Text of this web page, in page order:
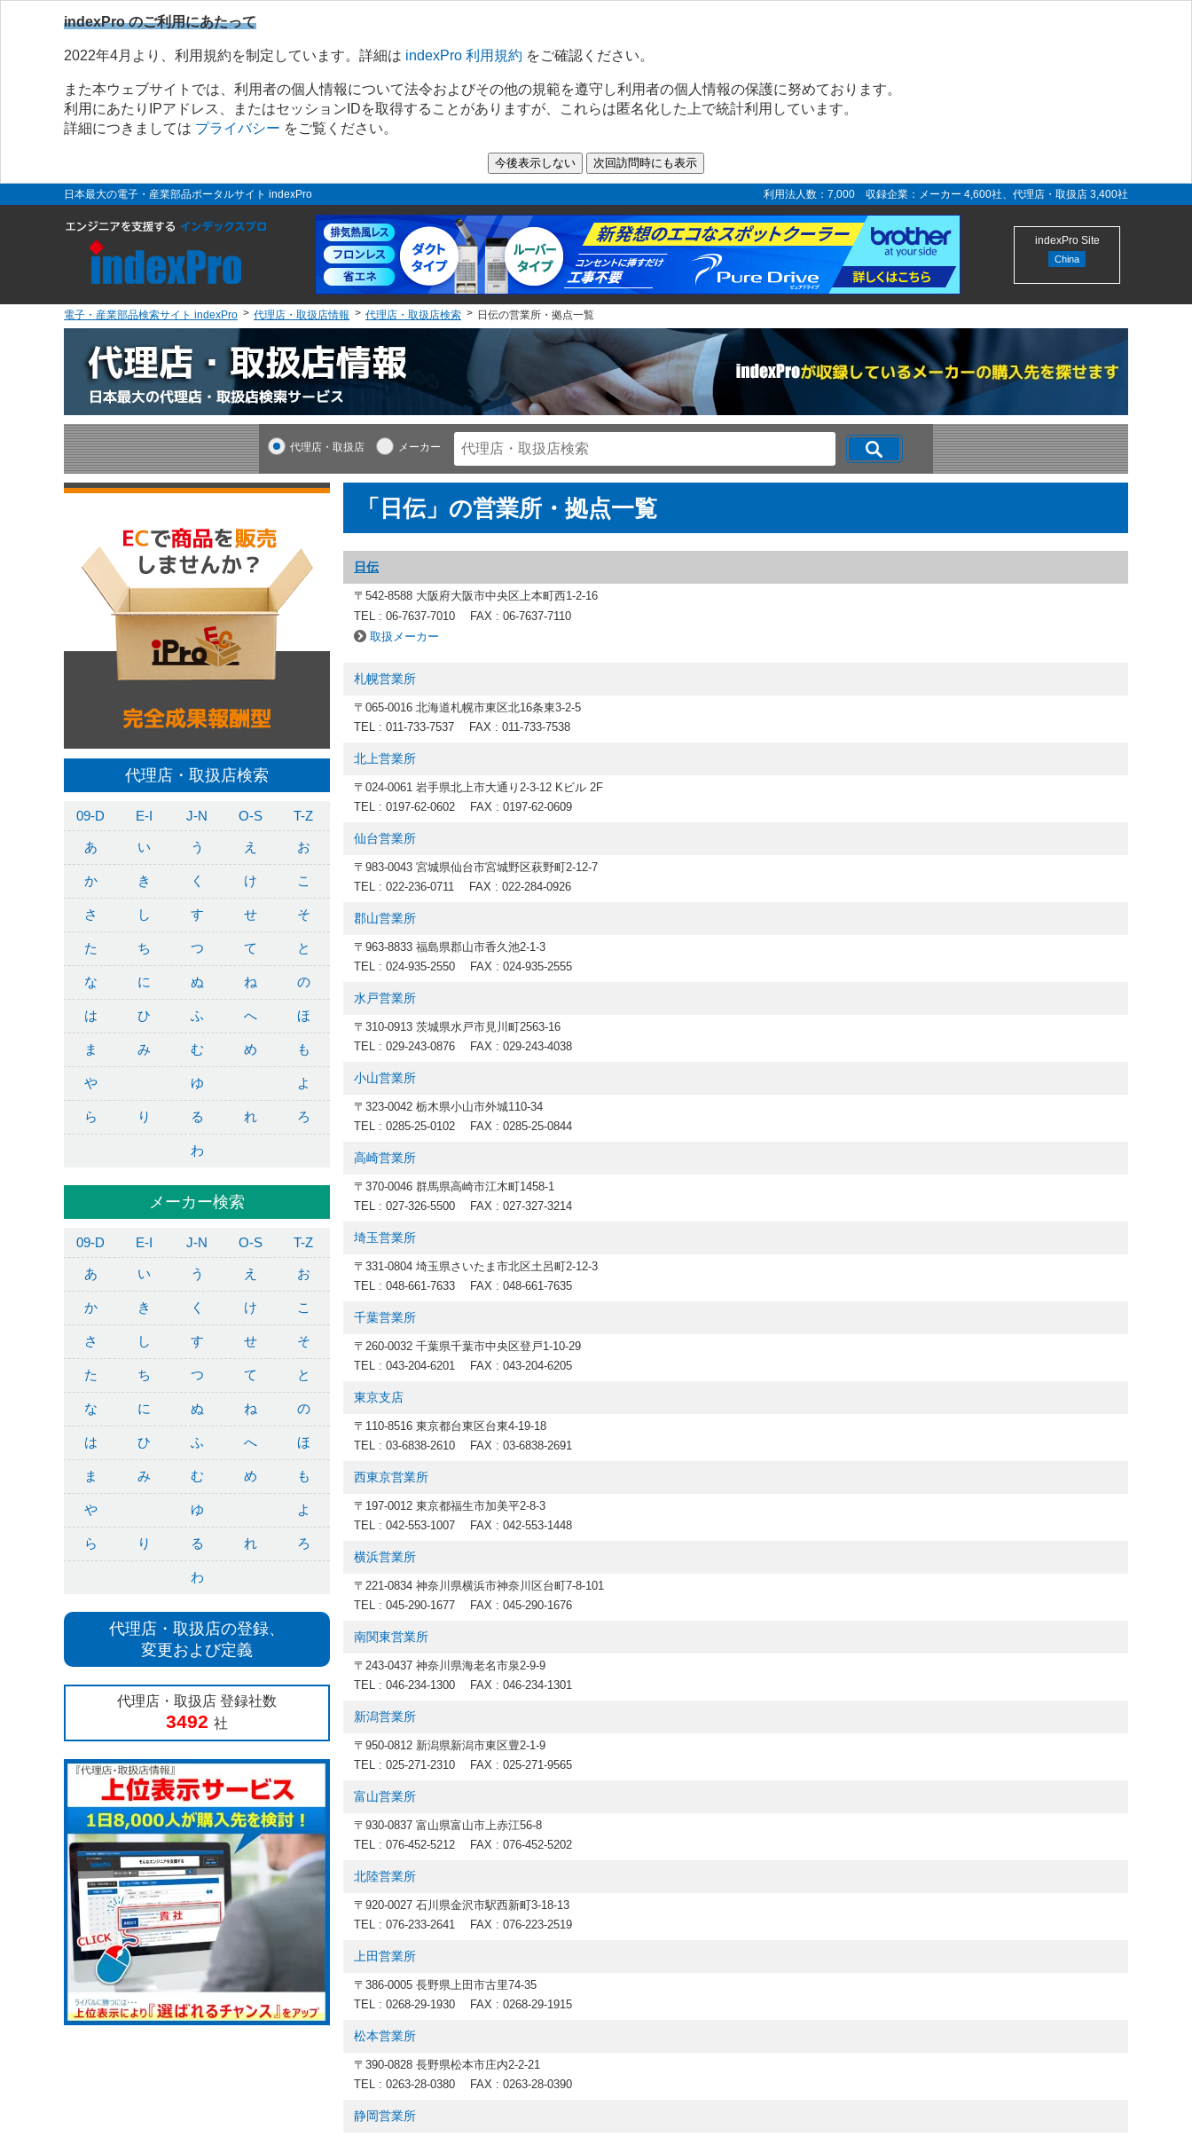
indexPro のご利用にあたって
2022年4月より、利用規約を制定しています。詳細は indexPro 利用規約 をご確認ください。
また本ウェブサイトでは、利用者の個人情報について法令およびその他の規範を遵守し利用者の個人情報の保護に努めております。
利用にあたりIPアドレス、またはセッションIDを取得することがありますが、これらは匿名化した上で統計利用しています。
詳細につきましては プライバシー をご覧ください。
日本最大の電子・産業部品ポータルサイト indexPro 利用法人数：7,000 収録企業：メーカー 4,600社、代理店・取扱店 3,400社
indexPro Site
China
電子・産業部品検索サイト indexPro 代理店・取扱店情報 代理店・取扱店検索 日伝の営業所・拠点一覧
代理店・取扱店 メーカー
代理店・取扱店検索
09-D E-I J-N O-S T-Z
あ い う え お
か き く け こ
さ し す せ そ
た ち つ て と
な に ぬ ね の
は ひ ふ へ ほ
ま み む め も
や ゆ よ
ら り る れ ろ
わ
メーカー検索
09-D E-I J-N O-S T-Z
あ い う え お
か き く け こ
さ し す せ そ
た ち つ て と
な に ぬ ね の
は ひ ふ へ ほ
ま み む め も
や ゆ よ
ら り る れ ろ
わ
代理店・取扱店の登録、
変更および定義
代理店・取扱店 登録社数
3492 社
「日伝」の営業所・拠点一覧
日伝
〒542-8588 大阪府大阪市中央区上本町西1-2-16
TEL : 06-7637-7010
FAX : 06-7637-7110
取扱メーカー
札幌営業所
〒065-0016 北海道札幌市東区北16条東3-2-5
TEL : 011-733-7537
FAX : 011-733-7538
北上営業所
〒024-0061 岩手県北上市大通り2-3-12 Kビル 2F
TEL : 0197-62-0602
FAX : 0197-62-0609
仙台営業所
〒983-0043 宮城県仙台市宮城野区萩野町2-12-7
TEL : 022-236-0711
FAX : 022-284-0926
郡山営業所
〒963-8833 福島県郡山市香久池2-1-3
TEL : 024-935-2550
FAX : 024-935-2555
水戸営業所
〒310-0913 茨城県水戸市見川町2563-16
TEL : 029-243-0876
FAX : 029-243-4038
小山営業所
〒323-0042 栃木県小山市外城110-34
TEL : 0285-25-0102
FAX : 0285-25-0844
高崎営業所
〒370-0046 群馬県高崎市江木町1458-1
TEL : 027-326-5500
FAX : 027-327-3214
埼玉営業所
〒331-0804 埼玉県さいたま市北区土呂町2-12-3
TEL : 048-661-7633
FAX : 048-661-7635
千葉営業所
〒260-0032 千葉県千葉市中央区登戸1-10-29
TEL : 043-204-6201
FAX : 043-204-6205
東京支店
〒110-8516 東京都台東区台東4-19-18
TEL : 03-6838-2610
FAX : 03-6838-2691
西東京営業所
〒197-0012 東京都福生市加美平2-8-3
TEL : 042-553-1007
FAX : 042-553-1448
横浜営業所
〒221-0834 神奈川県横浜市神奈川区台町7-8-101
TEL : 045-290-1677
FAX : 045-290-1676
南関東営業所
〒243-0437 神奈川県海老名市泉2-9-9
TEL : 046-234-1300
FAX : 046-234-1301
新潟営業所
〒950-0812 新潟県新潟市東区豊2-1-9
TEL : 025-271-2310
FAX : 025-271-9565
富山営業所
〒930-0837 富山県富山市上赤江56-8
TEL : 076-452-5212
FAX : 076-452-5202
北陸営業所
〒920-0027 石川県金沢市駅西新町3-18-13
TEL : 076-233-2641
FAX : 076-223-2519
上田営業所
〒386-0005 長野県上田市古里74-35
TEL : 0268-29-1930
FAX : 0268-29-1915
松本営業所
〒390-0828 長野県松本市庄内2-2-21
TEL : 0263-28-0380
FAX : 0263-28-0390
静岡営業所